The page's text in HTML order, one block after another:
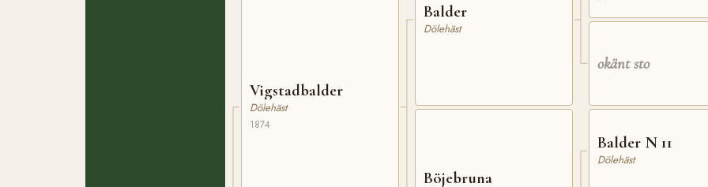
Vigstadbalder
Dölehäst
1874
Balder
Dölehäst
Böjebruna
okänt sto
Balder N 11
Dölehäst